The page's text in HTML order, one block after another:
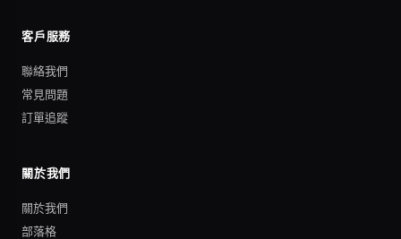
客戶服務
聯絡我們
常見問題
訂單追蹤
關於我們
關於我們
部落格